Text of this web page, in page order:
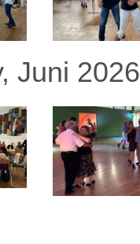
Juni 2026